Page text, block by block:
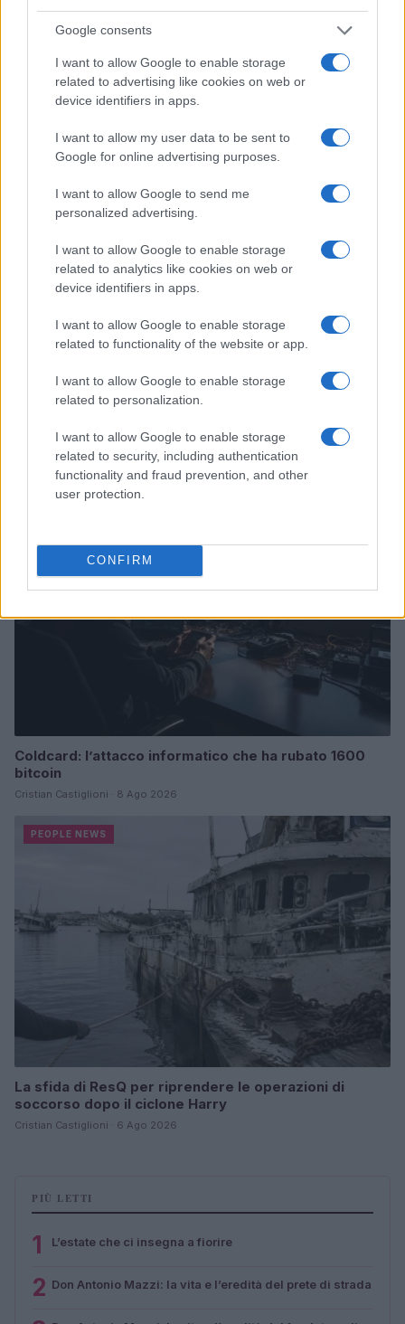
Google consents
I want to allow Google to enable storage
related to advertising like cookies on web or
device identifiers in apps.
I want to allow my user data to be sent to
Google for online advertising purposes.
I want to allow Google to send me
personalized advertising.
I want to allow Google to enable storage
related to analytics like cookies on web or
device identifiers in apps.
I want to allow Google to enable storage
related to functionality of the website or app.
I want to allow Google to enable storage
related to personalization.
I want to allow Google to enable storage
related to security, including authentication
functionality and fraud prevention, and other
user protection.
CONFIRM
Continua a leggere
PEOPLE NEWS
Tai chi a impatto dolce per rafforzare core e postura
Matteo Pellegrino · 8 Ago 2026
PEOPLE NEWS
Coldcard: l’attacco informatico che ha rubato 1600
bitcoin
Cristian Castiglioni · 8 Ago 2026
PEOPLE NEWS
La sfida di ResQ per riprendere le operazioni di
soccorso dopo il ciclone Harry
Cristian Castiglioni · 6 Ago 2026
PIÙ LETTI
1 L’estate che ci insegna a fiorire
2 Don Antonio Mazzi: la vita e l’eredità del prete di strada